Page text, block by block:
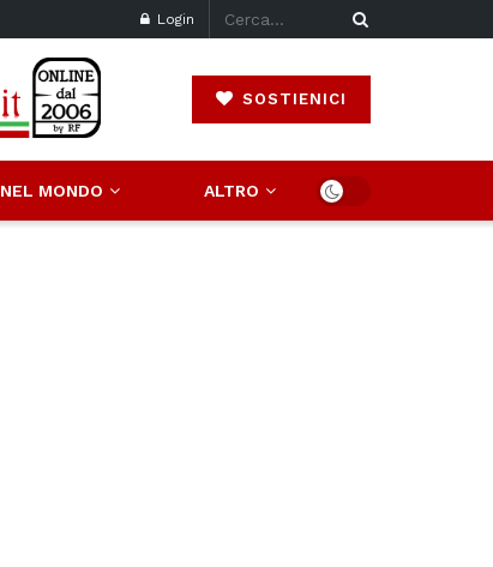
Login
SOSTIENICI
NEL MONDO ALTRO